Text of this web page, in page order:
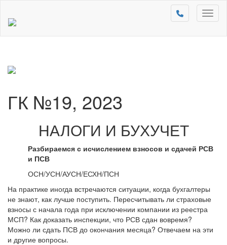
ГК №19, 2023
НАЛОГИ И БУХУЧЕТ
Разбираемся с исчислением взносов и сдачей РСВ
и ПСВ
ОСН/УСН/АУСН/ЕСХН/ПСН
На практике иногда встречаются ситуации, когда бухгалтеры
не знают, как лучше поступить. Пересчитывать ли страховые
взносы с начала года при исключении компании из реестра
МСП? Как доказать инспекции, что РСВ сдан вовремя?
Можно ли сдать ПСВ до окончания месяца? Отвечаем на эти
и другие вопросы.